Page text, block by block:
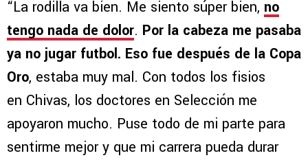
“La rodilla va bien. Me siento súper bien, no
tengo nada de dolor. Por la cabeza me pasaba
ya no jugar futbol. Eso fue después de la Copa
Oro, estaba muy mal. Con todos los fisios
en Chivas, los doctores en Selección me
apoyaron mucho. Puse todo de mi parte para
sentirme mejor y que mi carrera pueda durar